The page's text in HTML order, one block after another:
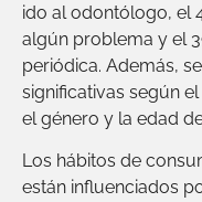
ido al odontólogo, el
algún problema y el
periódica. Además,
significativas según
el género y la edad
Los hábitos de
están influenciados